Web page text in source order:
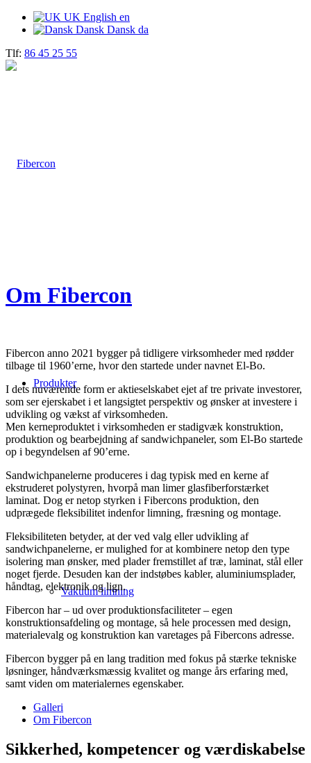
UK English en
Dansk Dansk da
Tlf: 86 45 25 55
Produkter
Vakuum limning
Om Fibercon
Fibercon anno 2021 bygger på tidligere virksomheder med rødder
tilbage til 1960’erne, hvor den startede under navnet El-Bo.
I dets nuværende form er aktieselskabet ejet af tre private investorer,
som ser ejerskabet i et langsigtet perspektiv og ønsker at investere i
udvikling og vækst af virksomheden.
Men kerneproduktet i virksomheden er stadigvæk konstruktion,
produktion og bearbejdning af sandwichpaneler, som El-Bo startede
op i begyndelsen af 90’erne.
Sandwichpanelerne produceres i dag typisk med en kerne af
ekstruderet polystyren, hvorpå man limer glasfiberforstærket
laminat. Dog er netop styrken i Fibercons produktion, den
udprægede fleksibilitet indenfor limning, fræsning og montage.
Fleksibiliteten betyder, at der ved valg eller udvikling af
sandwichpanelerne, er mulighed for at kombinere netop den type
isolering man ønsker, med plader fremstillet af træ, laminat, stål eller
noget fjerde. Desuden kan der indstøbes kabler, aluminiumsplader,
håndtag, elektronik og lign.
Fibercon har – ud over produktionsfaciliteter – egen
konstruktionsafdeling og montage, så hele processen med design,
materialevalg og konstruktion kan varetages på Fibercons adresse.
Fibercon bygger på en lang tradition med fokus på stærke tekniske
løsninger, håndværksmæssig kvalitet og mange års erfaring med,
samt viden om materialernes egenskaber.
Galleri
Om Fibercon
Sikkerhed, kompetencer og værdiskabelse